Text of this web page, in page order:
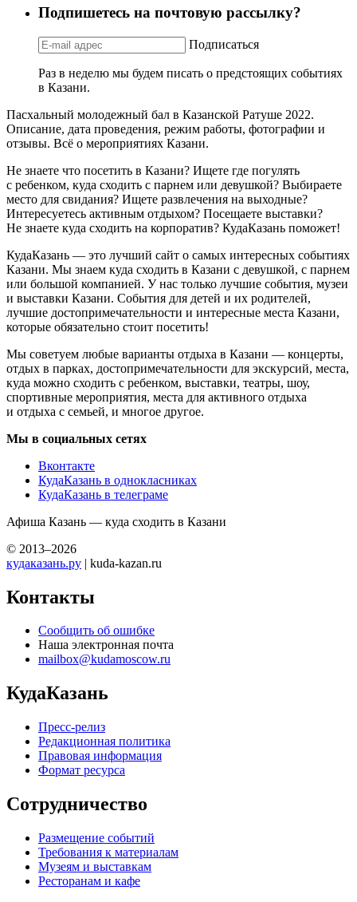
Подпишетесь на почтовую рассылку?
Подписаться
Раз в неделю мы будем писать о предстоящих событиях
в Казани.
Пасхальный молодежный бал в Казанской Ратуше 2022.
Описание, дата проведения, режим работы, фотографии и
отзывы. Всё о мероприятиях Казани.
Не знаете что посетить в Казани? Ищете где погулять
с ребенком, куда сходить с парнем или девушкой? Выбираете
место для свидания? Ищете развлечения на выходные?
Интересуетесь активным отдыхом? Посещаете выставки?
Не знаете куда сходить на корпоратив? КудаКазань поможет!
КудаКазань — это лучший сайт о самых интересных событиях
Казани. Мы знаем куда сходить в Казани с девушкой, с парнем
или большой компанией. У нас только лучшие события, музеи
и выставки Казани. События для детей и их родителей,
лучшие достопримечательности и интересные места Казани,
которые обязательно стоит посетить!
Мы советуем любые варианты отдыха в Казани — концерты,
отдых в парках, достопримечательности для экскурсий, места,
куда можно сходить с ребенком, выставки, театры, шоу,
спортивные мероприятия, места для активного отдыха
и отдыха с семьей, и многое другое.
Мы в социальных сетях
Вконтакте
КудаКазань в однокласниках
КудаКазань в телеграме
Афиша Казань — куда сходить в Казани
© 2013–2026
кудаказань.ру | kuda-kazan.ru
Контакты
Сообщить об ошибке
Наша электронная почта
mailbox@kudamoscow.ru
КудаКазань
Пресс-релиз
Редакционная политика
Правовая информация
Формат ресурса
Сотрудничество
Размещение событий
Требования к материалам
Музеям и выставкам
Ресторанам и кафе